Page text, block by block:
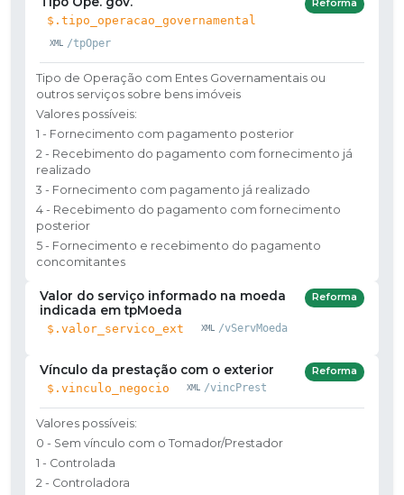
$.tipo_operacao_governamental
/tpOper
Reforma
Tipo de Operação com Entes Governamentais ou
outros serviços sobre bens imóveis
Valores possíveis:
1 - Fornecimento com pagamento posterior
2 - Recebimento do pagamento com fornecimento já
realizado
3 - Fornecimento com pagamento já realizado
4 - Recebimento do pagamento com fornecimento
posterior
5 - Fornecimento e recebimento do pagamento
concomitantes
Valor do serviço informado na moeda
indicada em tpMoeda
$.valor_servico_ext /vServMoeda
Reforma
Vínculo da prestação com o exterior
$.vinculo_negocio /vincPrest
Reforma
Valores possíveis:
0 - Sem vínculo com o Tomador/Prestador
1 - Controlada
2 - Controladora